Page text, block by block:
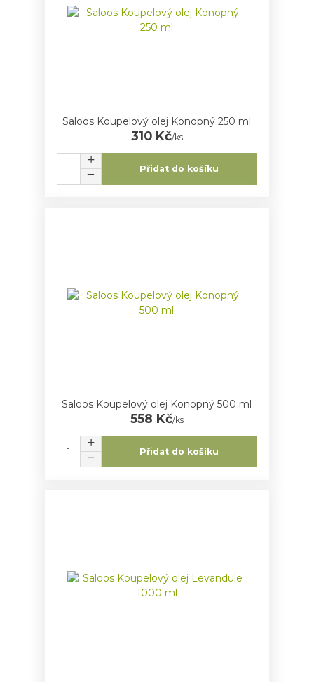
Saloos Koupelový olej Konopný 250 ml
310 Kč/ks
Přidat do košíku
Saloos Koupelový olej Konopný 500 ml
558 Kč/ks
Přidat do košíku